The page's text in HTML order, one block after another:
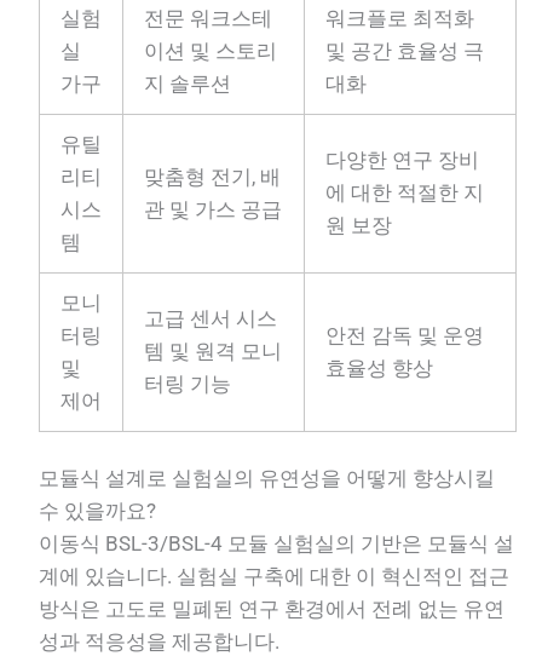
실험
실
가구
전문 워크스테
이션 및 스토리
지 솔루션
워크플로 최적화
및 공간 효율성 극
대화
유틸
리티
시스
템
맞춤형 전기, 배
관 및 가스 공급
다양한 연구 장비
에 대한 적절한 지
원 보장
모니
터링
및
제어
고급 센서 시스
템 및 원격 모니
터링 기능
안전 감독 및 운영
효율성 향상
모듈식 설계로 실험실의 유연성을 어떻게 향상시킬
수 있을까요?
이동식 BSL-3/BSL-4 모듈 실험실의 기반은 모듈식 설
계에 있습니다. 실험실 구축에 대한 이 혁신적인 접근
방식은 고도로 밀폐된 연구 환경에서 전례 없는 유연
성과 적응성을 제공합니다.